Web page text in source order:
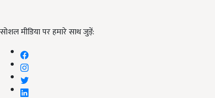
सोशल मीडिया पर हमारे साथ जुड़ें: